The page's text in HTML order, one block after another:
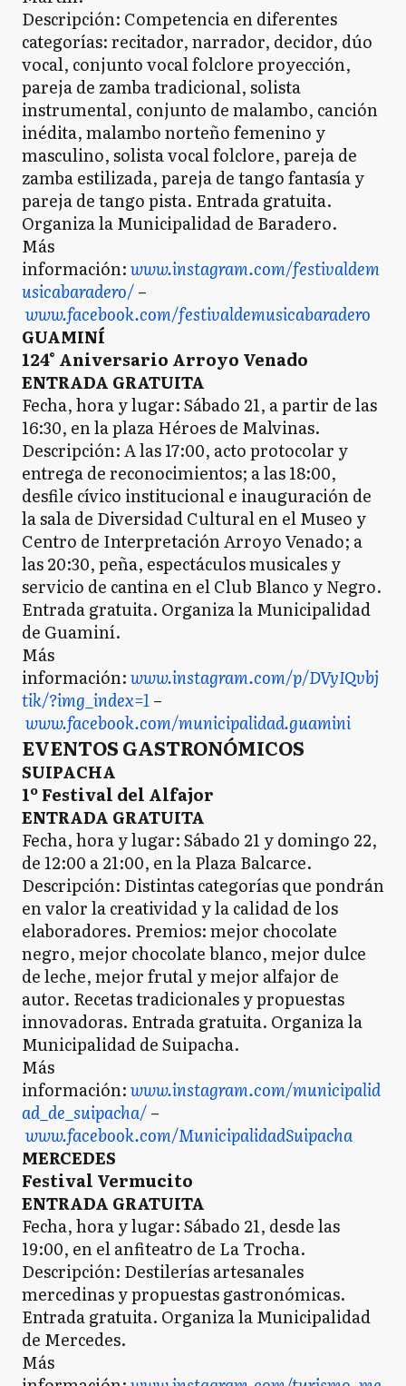
Descripción: Competencia en diferentes
categorías: recitador, narrador, decidor, dúo
vocal, conjunto vocal folclore proyección,
pareja de zamba tradicional, solista
instrumental, conjunto de malambo, canción
inédita, malambo norteño femenino y
masculino, solista vocal folclore, pareja de
zamba estilizada, pareja de tango fantasía y
pareja de tango pista. Entrada gratuita.
Organiza la Municipalidad de Baradero.
Más
información:www.instagram.com/festivaldem
usicabaradero/–
www.facebook.com/festivaldemusicabaradero
GUAMINÍ
124° Aniversario Arroyo Venado
ENTRADA GRATUITA
Fecha, hora y lugar: Sábado 21, a partir de las
16:30, en la plaza Héroes de Malvinas.
Descripción: A las 17:00, acto protocolar y
entrega de reconocimientos; a las 18:00,
desfile cívico institucional e inauguración de
la sala de Diversidad Cultural en el Museo y
Centro de Interpretación Arroyo Venado; a
las 20:30, peña, espectáculos musicales y
servicio de cantina en el Club Blanco y Negro.
Entrada gratuita. Organiza la Municipalidad
de Guaminí.
Más
información:www.instagram.com/p/DVyIQvbj
tik/?img_index=1–
www.facebook.com/municipalidad.guamini
EVENTOS GASTRONÓMICOS
SUIPACHA
1º Festival del Alfajor
ENTRADA GRATUITA
Fecha, hora y lugar: Sábado 21 y domingo 22,
de 12:00 a 21:00, en la Plaza Balcarce.
Descripción: Distintas categorías que pondrán
en valor la creatividad y la calidad de los
elaboradores. Premios: mejor chocolate
negro, mejor chocolate blanco, mejor dulce
de leche, mejor frutal y mejor alfajor de
autor. Recetas tradicionales y propuestas
innovadoras. Entrada gratuita. Organiza la
Municipalidad de Suipacha.
Más
información:www.instagram.com/municipalid
ad_de_suipacha/–
www.facebook.com/MunicipalidadSuipacha
MERCEDES
Festival Vermucito
ENTRADA GRATUITA
Fecha, hora y lugar: Sábado 21, desde las
19:00, en el anfiteatro de La Trocha.
Descripción: Destilerías artesanales
mercedinas y propuestas gastronómicas.
Entrada gratuita. Organiza la Municipalidad
de Mercedes.
Más